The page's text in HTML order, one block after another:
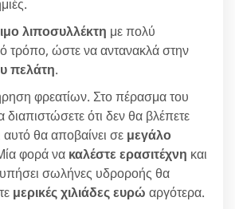
λιποσυλλέκτη με πολύ
τρόπο, ώστε να αντανακλά στην
πελάτη.
φρεατίων. Στο πέρασμα του
ότι δεν θα βλέπετε
αυτό θα αποβαίνει σε μεγάλο
φορά να καλέστε ερασιτέχνη και
σωλήνες υδροροής θα
μερικές χιλιάδες ευρώ αργότερα.